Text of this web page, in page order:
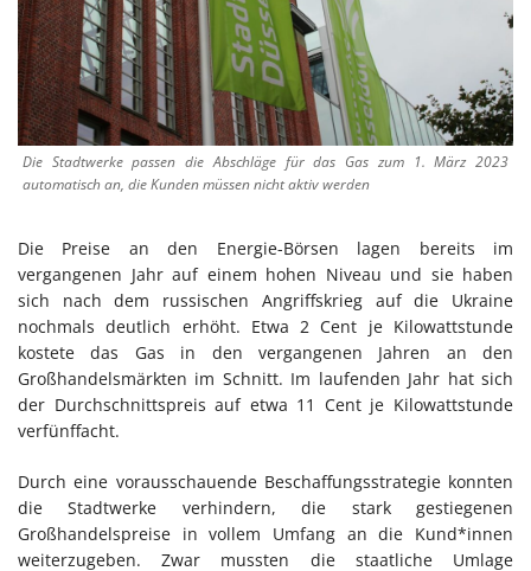
Die Stadtwerke passen die Abschläge für das Gas zum 1. März 2023
automatisch an, die Kunden müssen nicht aktiv werden
Die Preise an den Energie-Börsen lagen bereits im
vergangenen Jahr auf einem hohen Niveau und sie haben
sich nach dem russischen Angriffskrieg auf die Ukraine
nochmals deutlich erhöht. Etwa 2 Cent je Kilowattstunde
kostete das Gas in den vergangenen Jahren an den
Großhandelsmärkten im Schnitt. Im laufenden Jahr hat sich
der Durchschnittspreis auf etwa 11 Cent je Kilowattstunde
verfünffacht.
Durch eine vorausschauende Beschaffungsstrategie konnten
die Stadtwerke verhindern, die stark gestiegenen
Großhandelspreise in vollem Umfang an die Kund*innen
weiterzugeben. Zwar mussten die staatliche Umlage